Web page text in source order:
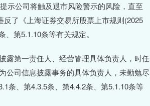
示公司将触及退市风险警示的风险，直至
了《上海证券交易所股票上市规则(2025
第5.1.10条等有关规定。
第一责任人、经营管理具体负责人，时任
公司信息披露事务的具体负责人，未勤勉尽
条、第4.3.5条、第4.4.2条、第5.1.10条等